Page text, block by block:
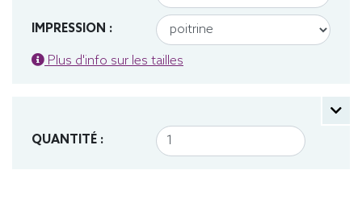
IMPRESSION :
Plus d'info sur les tailles
QUANTITÉ :